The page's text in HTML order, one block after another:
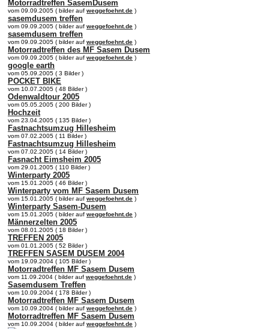
Motorradtreffen SasemDusem
vom 09.09.2005 ( bilder auf weggefoehnt.de )
sasemdusem treffen
vom 09.09.2005 ( bilder auf weggefoehnt.de )
sasemdusem treffen
vom 09.09.2005 ( bilder auf weggefoehnt.de )
Motorradtreffen des MF Sasem Dusem
vom 09.09.2005 ( bilder auf weggefoehnt.de )
google earth
vom 05.09.2005 ( 3 Bilder )
POCKET BIKE
vom 10.07.2005 ( 48 Bilder )
Odenwaldtour 2005
vom 05.05.2005 ( 200 Bilder )
Hochzeit
vom 23.04.2005 ( 135 Bilder )
Fastnachtsumzug Hillesheim
vom 07.02.2005 ( 11 Bilder )
Fastnachtsumzug Hillesheim
vom 07.02.2005 ( 14 Bilder )
Fasnacht Eimsheim 2005
vom 29.01.2005 ( 110 Bilder )
Winterparty 2005
vom 15.01.2005 ( 46 Bilder )
Winterparty vom MF Sasem Dusem
vom 15.01.2005 ( bilder auf weggefoehnt.de )
Winterparty Sasem-Dusem
vom 15.01.2005 ( bilder auf weggefoehnt.de )
Männerzelten 2005
vom 08.01.2005 ( 18 Bilder )
TREFFEN 2005
vom 01.01.2005 ( 52 Bilder )
TREFFEN SASEM DUSEM 2004
vom 19.09.2004 ( 105 Bilder )
Motorradtreffen MF Sasem Dusem
vom 11.09.2004 ( bilder auf weggefoehnt.de )
Sasemdusem Treffen
vom 10.09.2004 ( 178 Bilder )
Motorradtreffen MF Sasem Dusem
vom 10.09.2004 ( bilder auf weggefoehnt.de )
Motorradtreffen MF Sasem Dusem
vom 10.09.2004 ( bilder auf weggefoehnt.de )